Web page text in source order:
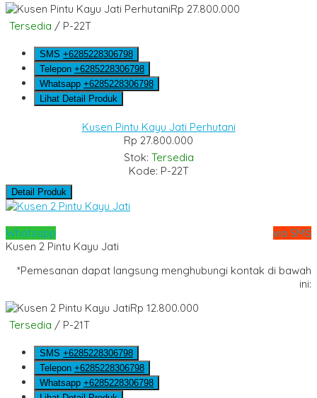
Rp 27.800.000
Tersedia / P-22T
SMS +6285228306798
Telepon +6285228306798
Whatsapp +6285228306798
Lihat Detail Produk
Kusen Pintu Kayu Jati Perhutani
Rp 27.800.000
Stok: Tersedia
Kode: P-22T
Detail Produk
Whatsapp
via SMS
Kusen 2 Pintu Kayu Jati
*Pemesanan dapat langsung menghubungi kontak di bawah
ini:
Rp 12.800.000
Tersedia / P-21T
SMS +6285228306798
Telepon +6285228306798
Whatsapp +6285228306798